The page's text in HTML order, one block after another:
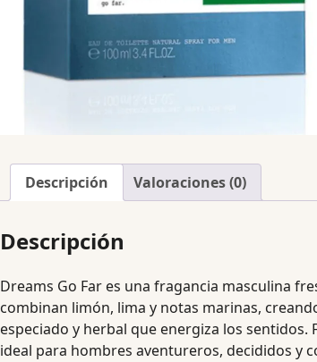
Descripción Valoraciones (0)
Descripción
Dreams Go Far es una fragancia masculina
combinan limón, lima y notas marinas,
especiado y herbal que energiza los sentidos.
ideal para hombres aventureros, decididos y